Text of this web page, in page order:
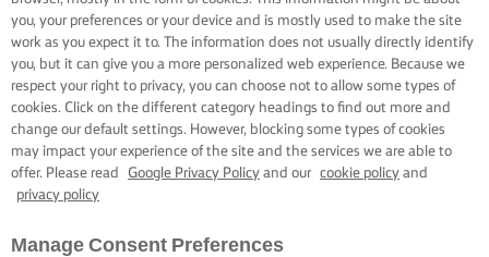
you, your preferences or your device and is mostly used to make the site
work as you expect it to. The information does not usually directly identify
you, but it can give you a more personalized web experience. Because we
respect your right to privacy, you can choose not to allow some types of
cookies. Click on the different category headings to find out more and
change our default settings. However, blocking some types of cookies
may impact your experience of the site and the services we are able to
offer. Please read
Google Privacy Policy and our cookie policy and
privacy policy
Manage Consent Preferences